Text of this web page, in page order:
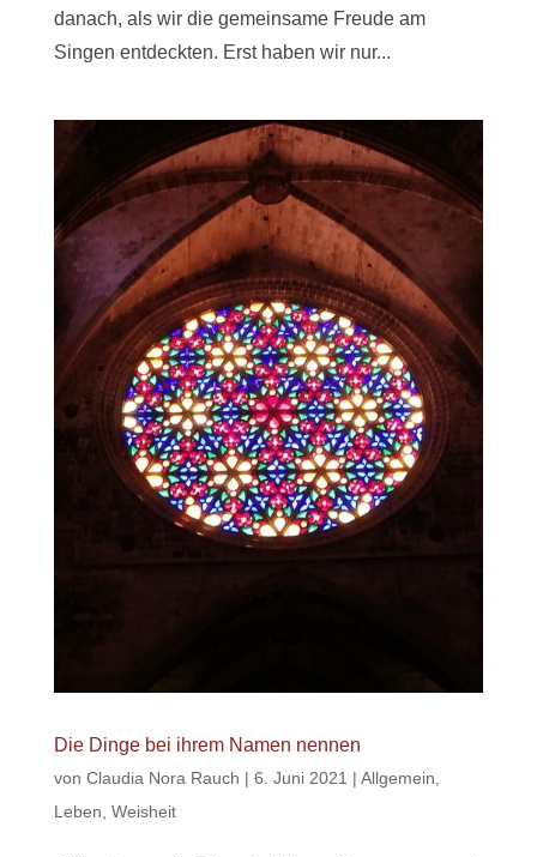
danach, als wir die gemeinsame Freude am
Singen entdeckten. Erst haben wir nur...
Die Dinge bei ihrem Namen nennen
von Claudia Nora Rauch | 6. Juni 2021 | Allgemein
Leben Weisheit